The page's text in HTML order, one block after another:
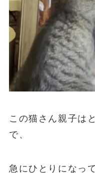
この猫さん親子は
で、
急にひとりになっ